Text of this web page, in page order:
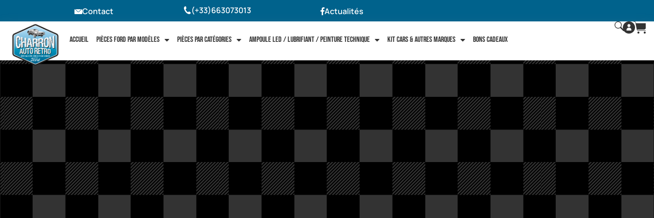
Contact (+33)663073013 Actualités
Accueil Pièces Ford par modèles Pièces par catégories Ampoule LED / Lubrifiant / Peinture technique Kit cars & autres marques Bons Cadeaux